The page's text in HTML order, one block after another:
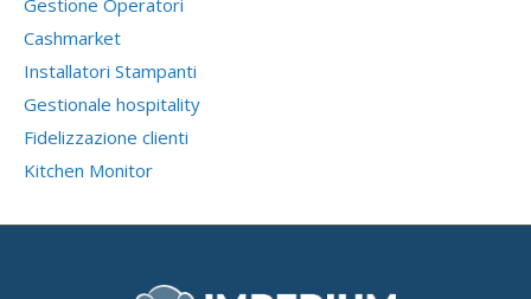
Gestione Operatori
Cashmarket
Installatori Stampanti
Gestionale hospitality
Fidelizzazione clienti
Kitchen Monitor